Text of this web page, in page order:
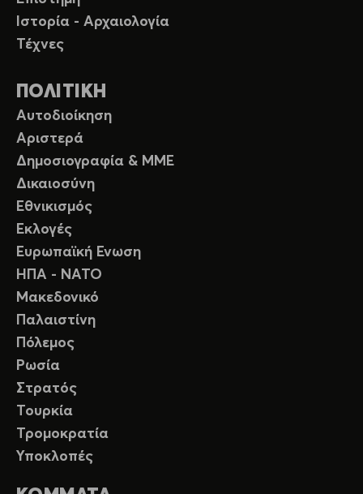
Ιστορία - Αρχαιολογία
Τέχνες
ΠΟΛΙΤΙΚΗ
Αυτοδιοίκηση
Αριστερά
Δημοσιογραφία & ΜΜΕ
Δικαιοσύνη
Εθνικισμός
Εκλογές
Ευρωπαϊκή Ενωση
ΗΠΑ - ΝΑΤΟ
Μακεδονικό
Παλαιστίνη
Πόλεμος
Ρωσία
Στρατός
Τουρκία
Τρομοκρατία
Υποκλοπές